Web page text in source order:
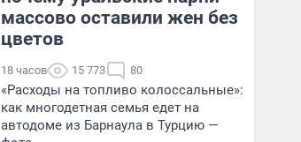
массово оставили жен без
цветов
18 часов 15 773 80
«Расходы на топливо колоссальные»:
как многодетная семья едет на
автодоме из Барнаула в Турцию —